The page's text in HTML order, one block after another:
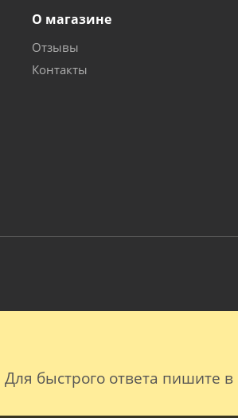
Для быстрого ответа пишите в
О магазине
Отзывы
Контакты